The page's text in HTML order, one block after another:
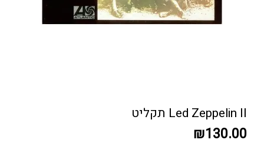
Led Zeppelin II תקליט
₪130.00